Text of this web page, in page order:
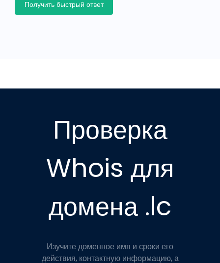
Получить быстрый ответ
Проверка
Whois для
домена .lc
Изучите доменное имя и сроки его
действия, контактную информацию, а